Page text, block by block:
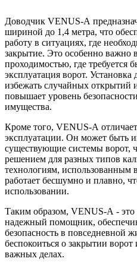
Доводчик VENUS-А
шириной до 1,4 метра, что
работу в ситуациях, где
закрытие. Это особенно важно
проходимостью, где требуется
эксплуатация ворот. Установка
избежать случайных открытий
повышает уровень
имущества.
Кроме того, VENUS-А
эксплуатации. Он может быть
существующие системы ворот,
решением для разных типов
технологиям, использованным
работает бесшумно и плавно,
использовании.
Таким образом, VENUS-А - это
надежный помощник,
безопасность в повседневной
беспокоиться о закрытии ворот
важных делах.